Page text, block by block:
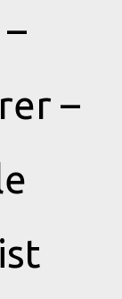
–